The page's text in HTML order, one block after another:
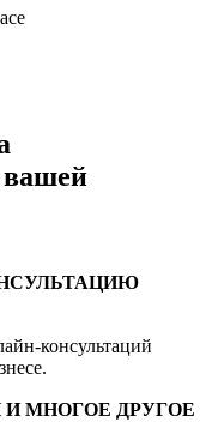
вашей
консультаций
МНОГОЕ ДРУГОЕ